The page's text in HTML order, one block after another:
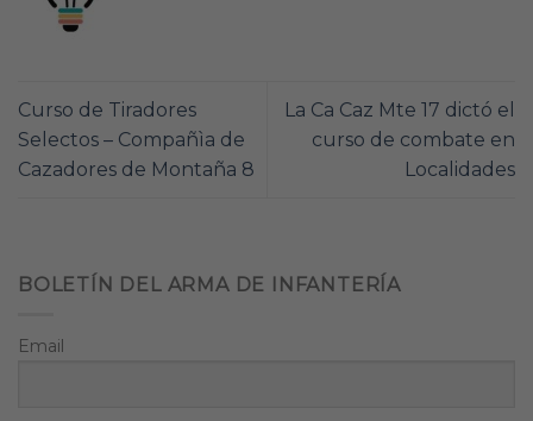
Curso de Tiradores
Selectos – Compañìa de
Cazadores de Montaña 8
La Ca Caz Mte 17 dictó el
curso de combate en
Localidades
BOLETÍN DEL ARMA DE INFANTERÍA
Email